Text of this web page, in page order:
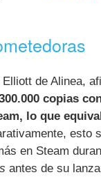
de Alinea,
copias
lo que
esto
en Steam
antes de su